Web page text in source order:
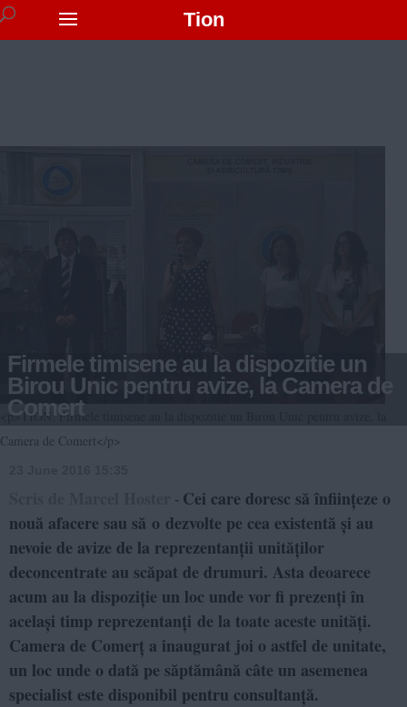
Tion
Firmele timisene au la dispozitie un
Birou Unic pentru avize, la Camera de
Comert
<p>TION: Firmele timisene au la dispozitie un Birou Unic pentru avize, la
Camera de Comert</p>
- Cei care doresc să înființeze o
nouă afacere sau să o dezvolte pe cea existentă și au
nevoie de avize de la reprezentanții unităților
deconcentrate au scăpat de drumuri. Asta deoarece
acum au la dispoziție un loc unde vor fi prezenți în
același timp reprezentanți de la toate aceste unități.
Camera de Comerț a inaugurat joi o astfel de unitate,
un loc unde o dată pe săptămână câte un asemenea
specialist este disponibil pentru consultanță.